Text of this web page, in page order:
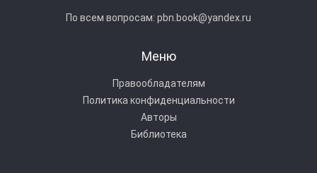
По всем вопросам: pbn.book@yandex.ru
Меню
Правообладателям
Политика конфиденциальности
Авторы
Библиотека